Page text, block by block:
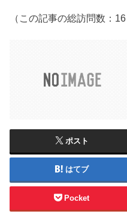
（この記事の総訪問数：
ポスト
はてブ
Pocket